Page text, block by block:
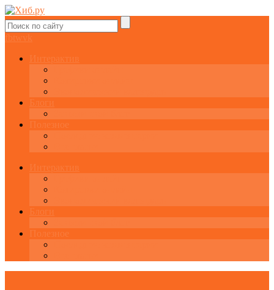
fbtw vk
Интерактив
Блоги
Полезное
Интерактив
Блоги
Полезное